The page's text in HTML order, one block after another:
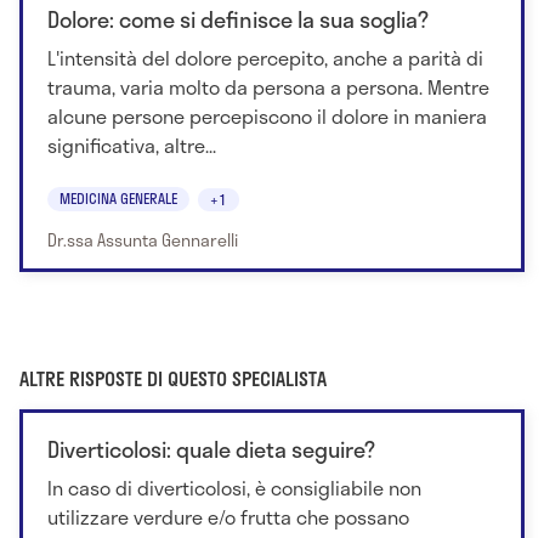
Dolore: come si definisce la sua soglia?
L'intensità del dolore percepito, anche a parità di
trauma, varia molto da persona a persona. Mentre
alcune persone percepiscono il dolore in maniera
significativa, altre...
MEDICINA GENERALE +1
Dr.ssa Assunta Gennarelli
ALTRE RISPOSTE DI QUESTO SPECIALISTA
Diverticolosi: quale dieta seguire?
In caso di diverticolosi, è consigliabile non
utilizzare verdure e/o frutta che possano